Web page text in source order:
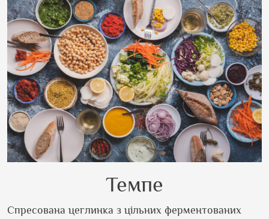
Темпе
Спресована цеглинка з цільних ферментованих